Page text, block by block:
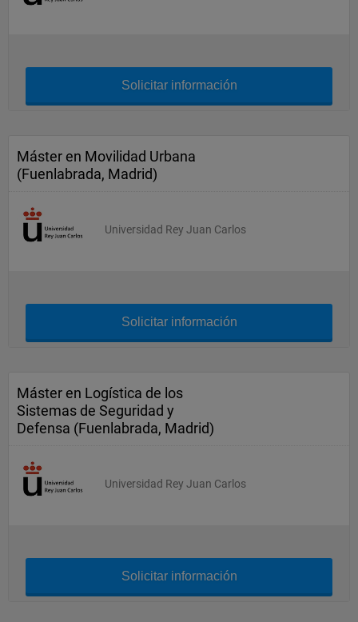
Solicitar información
Máster en Movilidad Urbana
(Fuenlabrada, Madrid)
Universidad Rey Juan Carlos
Solicitar información
Máster en Logística de los
Sistemas de Seguridad y
Defensa (Fuenlabrada, Madrid)
Universidad Rey Juan Carlos
Solicitar información